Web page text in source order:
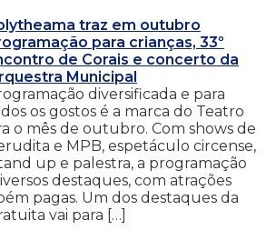
traz em outubro
para crianças, 33º
de Corais e concerto da
Municipal
diversificada e para
os gostos é a marca do Teatro
o mês de outubro. Com shows de
e MPB, espetáculo circense,
up e palestra, a programação
destaques, com atrações
pagas. Um dos destaques da
vai para […]